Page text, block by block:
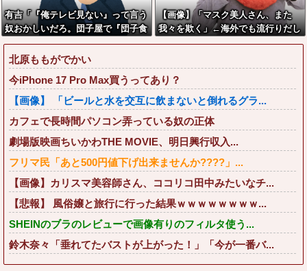
有吉「『俺テレビ見ない』って言う
奴おかしいだろ。団子屋で『団子食
べない』って言うか？」
【画像】「マスク美人さん、また
我々を欺く」←海外でも流行りだし
た結果がこちらw w w w w w w
北原ももがでかい
今iPhone 17 Pro Max買うってあり？
【画像】 「ビールと水を交互に飲まないと倒れるグラ...
カフェで長時間パソコン弄っている奴の正体
劇場版映画ちいかわTHE MOVIE、明日興行収入...
フリマ民「あと500円値下げ出来ませんか????」...
【画像】カリスマ美容師さん、ココリコ田中みたいなチ...
【悲報】 風俗嬢と旅行に行った結果ｗｗｗｗｗｗｗｗ...
SHEINのブラのレビューで画像有りのフィルタ使う...
鈴木奈々「垂れてたバストが上がった！」「今が一番バ...